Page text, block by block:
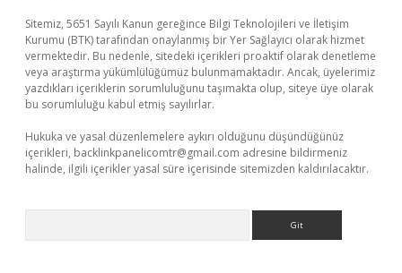
Sitemiz, 5651 Sayılı Kanun gereğince Bilgi Teknolojileri ve İletişim
Kurumu (BTK) tarafından onaylanmış bir Yer Sağlayıcı olarak hizmet
vermektedir. Bu nedenle, sitedeki içerikleri proaktif olarak denetleme
veya araştırma yükümlülüğümüz bulunmamaktadır. Ancak, üyelerimiz
yazdıkları içeriklerin sorumluluğunu taşımakta olup, siteye üye olarak
bu sorumluluğu kabul etmiş sayılırlar.
Hukuka ve yasal düzenlemelere aykırı olduğunu düşündüğünüz
içerikleri, backlinkpanelicomtr@gmail.com adresine bildirmeniz
halinde, ilgili içerikler yasal süre içerisinde sitemizden kaldırılacaktır.